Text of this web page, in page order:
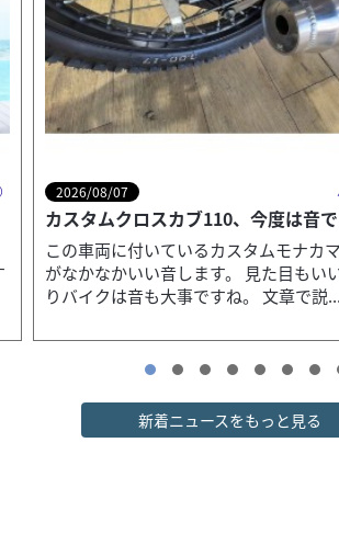
ホンダ
ＣＬ２５０ ワンオーナー グリップ
メットホルダ...
本体価格:55.80万円（税込）
◆安心のサービス お引き渡し後7日間以内
外部品も無償修理いたします。 ◆126cc以
※ 通信販売で126cc以上の車両をご...
2026/08/06
CB400SFハンドル交換とメーター修理
ハンドル交換はぼちぼち。 メーターはイ
バーが思った以上に大破していました。幸
丈夫そう👀 なんとか、あがいてみたものの
2026/08/07 （有）オートショップガ
8月の営業日のお知らせ
8月の営業日をお知らせいたします。
季休業とさせていただきます。 ご不便
ますが、 何卒ご理解をいただけますよう
新着ニュースをもっと見る